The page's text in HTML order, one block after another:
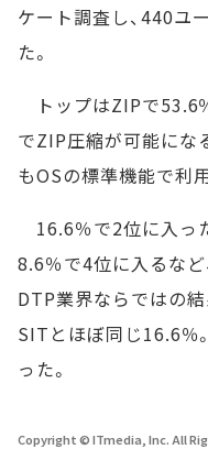
ケート調査し、440ユ
た。
トップはZIPで53.6
でZIP圧縮が可能にな
もOSの標準機能で利
16.6％で2位に入っ
8.6％で4位に入るな
DTP業界ならではの結
SITとほぼ同じ16.6％
った。
Copyright © ITmedia, Inc. All